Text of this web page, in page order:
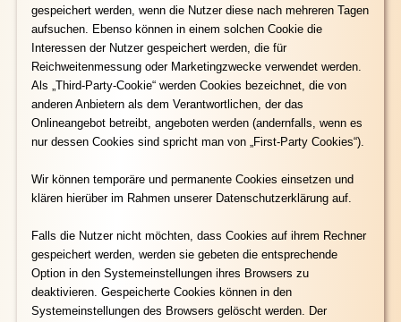
gespeichert werden, wenn die Nutzer diese nach mehreren Tagen
aufsuchen. Ebenso können in einem solchen Cookie die
Interessen der Nutzer gespeichert werden, die für
Reichweitenmessung oder Marketingzwecke verwendet werden.
Als „Third-Party-Cookie“ werden Cookies bezeichnet, die von
anderen Anbietern als dem Verantwortlichen, der das
Onlineangebot betreibt, angeboten werden (andernfalls, wenn es
nur dessen Cookies sind spricht man von „First-Party Cookies“).
Wir können temporäre und permanente Cookies einsetzen und
klären hierüber im Rahmen unserer Datenschutzerklärung auf.
Falls die Nutzer nicht möchten, dass Cookies auf ihrem Rechner
gespeichert werden, werden sie gebeten die entsprechende
Option in den Systemeinstellungen ihres Browsers zu
deaktivieren. Gespeicherte Cookies können in den
Systemeinstellungen des Browsers gelöscht werden. Der